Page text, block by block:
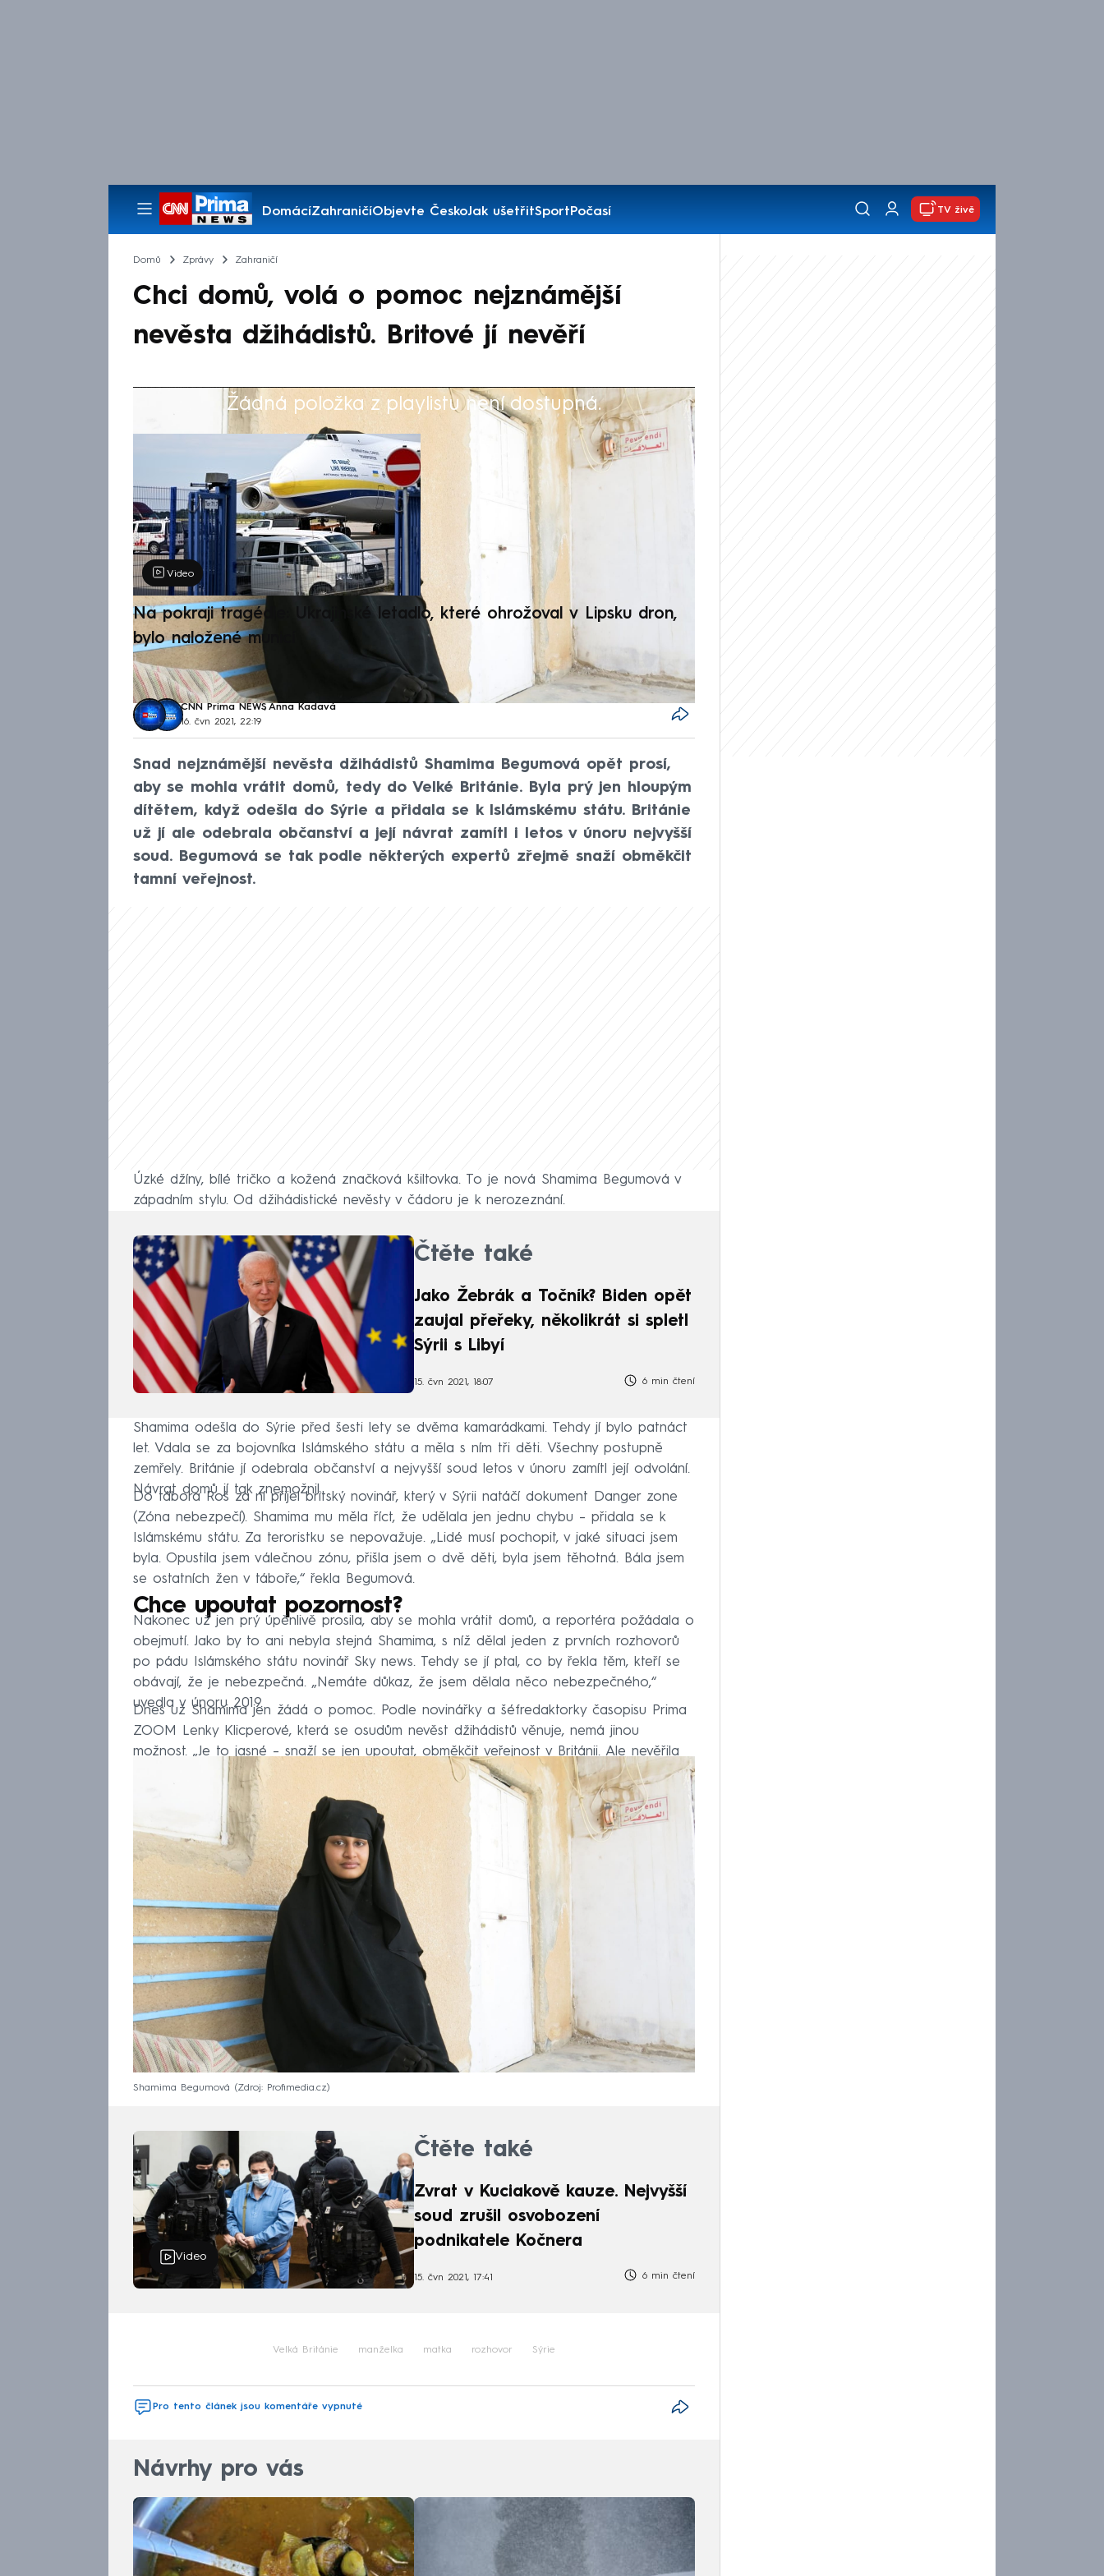
DomácíZahraničíObjevte ČeskoJak ušetřitSportPočasí
Pořady
TV živě
Domů Zprávy Zahraničí
Chci domů, volá o pomoc nejznámější
nevěsta džihádistů. Britové jí nevěří
Žádná položka z playlistu není dostupná.
Výběr redakce
Video
Na pokraji tragédie: Ukrajinské letadlo, které ohrožoval v Lipsku dron,
bylo naložené municí
CNN Prima NEWS, Anna Kadavá
16. čvn 2021, 22:19
Snad nejznámější nevěsta džihádistů Shamima Begumová opět prosí,
aby se mohla vrátit domů, tedy do Velké Británie. Byla prý jen hloupým
dítětem, když odešla do Sýrie a přidala se k Islámskému státu. Británie
už jí ale odebrala občanství a její návrat zamítl i letos v únoru nejvyšší
soud. Begumová se tak podle některých expertů zřejmě snaží obměkčit
tamní veřejnost.
Úzké džíny, bílé tričko a kožená značková kšiltovka. To je nová Shamima Begumová v
západním stylu. Od džihádistické nevěsty v čádoru je k nerozeznání.
Čtěte také
Jako Žebrák a Točník? Biden opět
zaujal přeřeky, několikrát si spletl
Sýrii s Libyí
15. čvn 2021, 18:07 6 min čtení
Shamima odešla do Sýrie před šesti lety se dvěma kamarádkami. Tehdy jí bylo patnáct
let. Vdala se za bojovníka Islámského státu a měla s ním tři děti. Všechny postupně
zemřely. Británie jí odebrala občanství a nejvyšší soud letos v únoru zamítl její odvolání.
Návrat domů jí tak znemožnil.
Do tábora Roš za ní přijel britský novinář, který v Sýrii natáčí dokument Danger zone
(Zóna nebezpečí). Shamima mu měla říct, že udělala jen jednu chybu – přidala se k
Islámskému státu. Za teroristku se nepovažuje. „Lidé musí pochopit, v jaké situaci jsem
byla. Opustila jsem válečnou zónu, přišla jsem o dvě děti, byla jsem těhotná. Bála jsem
se ostatních žen v táboře,“ řekla Begumová.
Chce upoutat pozornost?
Nakonec už jen prý úpěnlivě prosila, aby se mohla vrátit domů, a reportéra požádala o
obejmutí. Jako by to ani nebyla stejná Shamima, s níž dělal jeden z prvních rozhovorů
po pádu Islámského státu novinář Sky news. Tehdy se jí ptal, co by řekla těm, kteří se
obávají, že je nebezpečná. „Nemáte důkaz, že jsem dělala něco nebezpečného,“
uvedla v únoru 2019.
Dnes už Shamima jen žádá o pomoc. Podle novinářky a šéfredaktorky časopisu Prima
ZOOM Lenky Klicperové, která se osudům nevěst džihádistů věnuje, nemá jinou
možnost. „Je to jasné – snaží se jen upoutat, obměkčit veřejnost v Británii. Ale nevěřila
bych jí, patřila k tvrdému jádru,“ míní Klicperová.
Shamima Begumová Zdroj: Profimedia.cz
Video
Čtěte také
Zvrat v Kuciakově kauze. Nejvyšší
soud zrušil osvobození
podnikatele Kočnera
15. čvn 2021, 17:41 6 min čtení
Velká Británie manželka matka rozhovor Sýrie
Pro tento článek jsou komentáře vypnuté
Návrhy pro vás